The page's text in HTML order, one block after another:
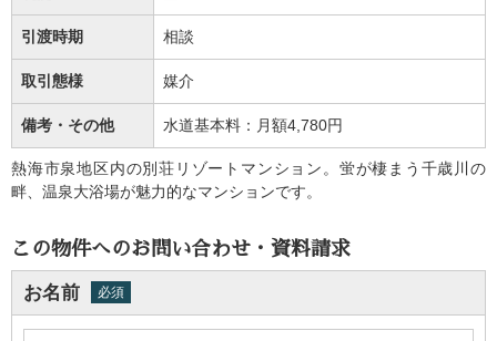
引渡時期 相談
取引態様 媒介
備考・その他 水道基本料：月額4,780円
熱海市泉地区内の別荘リゾートマンション。蛍が棲まう千歳川の
畔、温泉大浴場が魅力的なマンションです。
この物件へのお問い合わせ・資料請求
お名前 必須